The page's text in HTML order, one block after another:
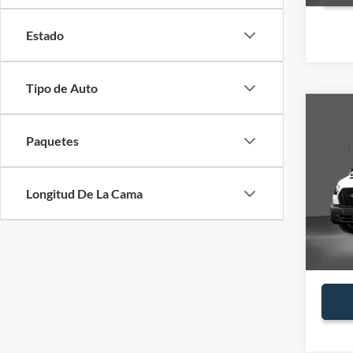
Estado
Tipo de Auto
Paquetes
Longitud De La Cama
VIN:
Ford